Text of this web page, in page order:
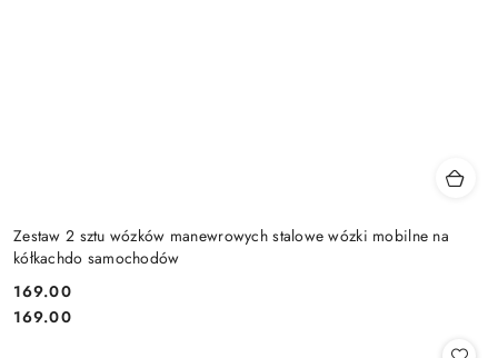
Zestaw 2 sztu wózków manewrowych stalowe wózki mobilne na
kółkachdo samochodów
Cena:
169.00
Cena:
169.00